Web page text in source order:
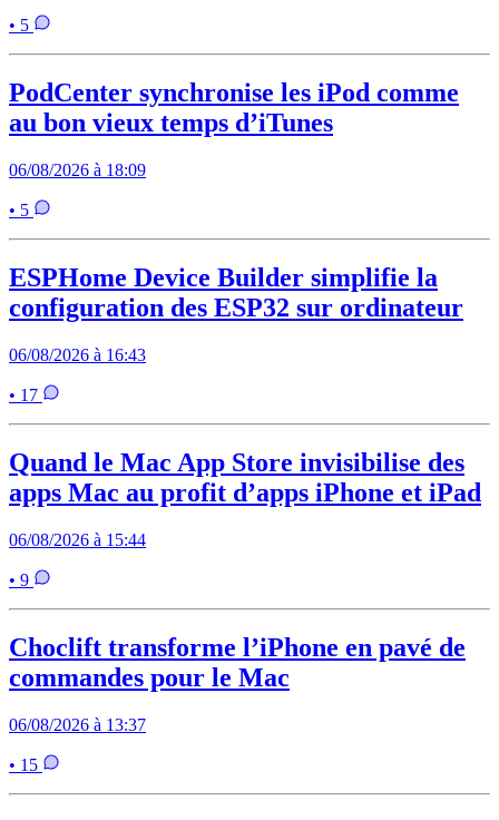
• 5
PodCenter synchronise les iPod comme
au bon vieux temps d’iTunes
06/08/2026 à 18:09
• 5
ESPHome Device Builder simplifie la
configuration des ESP32 sur ordinateur
06/08/2026 à 16:43
• 17
Quand le Mac App Store invisibilise des
apps Mac au profit d’apps iPhone et iPad
06/08/2026 à 15:44
• 9
Choclift transforme l’iPhone en pavé de
commandes pour le Mac
06/08/2026 à 13:37
• 15